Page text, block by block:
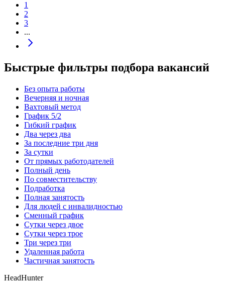
1
2
3
...
Быстрые фильтры подбора вакансий
Без опыта работы
Вечерняя и ночная
Вахтовый метод
График 5/2
Гибкий график
Два через два
За последние три дня
За сутки
От прямых работодателей
Полный день
По совместительству
Подработка
Полная занятость
Для людей с инвалидностью
Сменный график
Сутки через двое
Сутки через трое
Три через три
Удаленная работа
Частичная занятость
HeadHunter